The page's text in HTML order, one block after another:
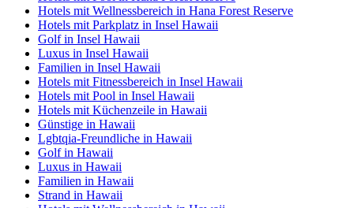
Hotels mit Wellnessbereich in Hana Forest Reserve
Hotels mit Parkplatz in Insel Hawaii
Golf in Insel Hawaii
Luxus in Insel Hawaii
Familien in Insel Hawaii
Hotels mit Fitnessbereich in Insel Hawaii
Hotels mit Pool in Insel Hawaii
Hotels mit Küchenzeile in Hawaii
Günstige in Hawaii
Lgbtqia-Freundliche in Hawaii
Golf in Hawaii
Luxus in Hawaii
Familien in Hawaii
Strand in Hawaii